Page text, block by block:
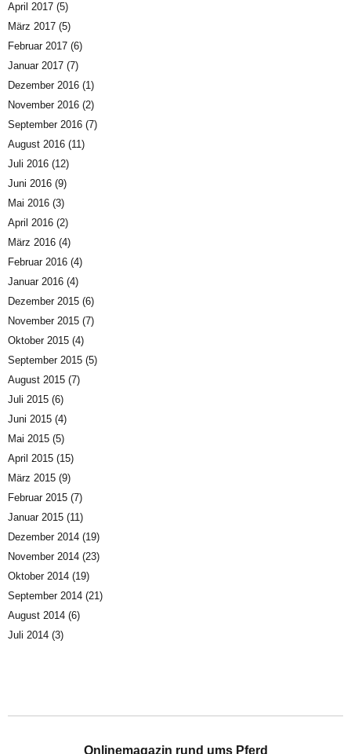
April 2017 (5)
März 2017 (5)
Februar 2017 (6)
Januar 2017 (7)
Dezember 2016 (1)
November 2016 (2)
September 2016 (7)
August 2016 (11)
Juli 2016 (12)
Juni 2016 (9)
Mai 2016 (3)
April 2016 (2)
März 2016 (4)
Februar 2016 (4)
Januar 2016 (4)
Dezember 2015 (6)
November 2015 (7)
Oktober 2015 (4)
September 2015 (5)
August 2015 (7)
Juli 2015 (6)
Juni 2015 (4)
Mai 2015 (5)
April 2015 (15)
März 2015 (9)
Februar 2015 (7)
Januar 2015 (11)
Dezember 2014 (19)
November 2014 (23)
Oktober 2014 (19)
September 2014 (21)
August 2014 (6)
Juli 2014 (3)
Onlinemagazin rund ums Pferd